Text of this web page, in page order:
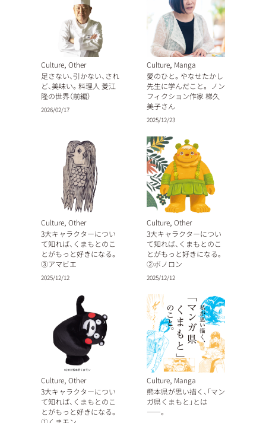
Culture, Other
足さない、引かない、され
ど、美味い。料理人 菱江
隆の世界（前編）
2026/02/17
Culture, Manga
愛のひと。やなせたかし
先生に学んだこと。 ノン
フィクション作家 梯久
美子さん
2025/12/23
Culture, Other
3大キャラクターについ
て知れば、くまもとのこ
とがもっと好きになる。
③アマビエ
2025/12/12
Culture, Other
3大キャラクターについ
て知れば、くまもとのこ
とがもっと好きになる。
②ボノロン
2025/12/12
Culture, Other
3大キャラクターについ
て知れば、くまもとのこ
とがもっと好きになる。
Culture, Manga
熊本県が思い描く、「マン
ガ県くまもと」とは
——。